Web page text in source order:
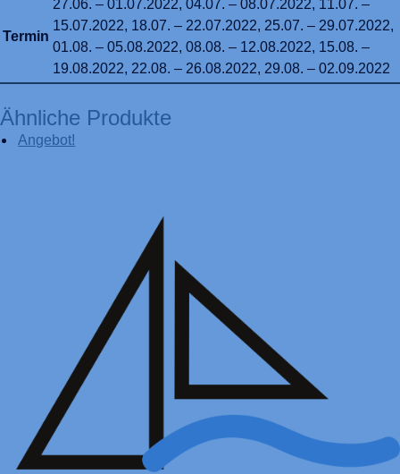
Termin
27.06. – 01.07.2022, 04.07. – 08.07.2022, 11.07. –
15.07.2022, 18.07. – 22.07.2022, 25.07. – 29.07.2022,
01.08. – 05.08.2022, 08.08. – 12.08.2022, 15.08. –
19.08.2022, 22.08. – 26.08.2022, 29.08. – 02.09.2022
Ähnliche Produkte
Angebot!